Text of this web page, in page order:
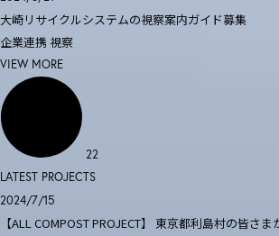
大崎リサイクルシステムの視察案内ガイド募集
企業連携 視察
VIEW MORE
22
LATEST PROJECTS
2024/7/15
【ALL COMPOST PROJECT】 東京都利島村の皆さ